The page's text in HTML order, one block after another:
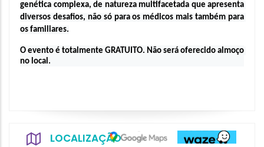
genética complexa, de natureza multifacetada que apresenta
diversos desafios, não só para os médicos mais também para
os familiares.
O evento é totalmente GRATUITO. Não será oferecido almoço
no local.
LOCALIZAÇÃO